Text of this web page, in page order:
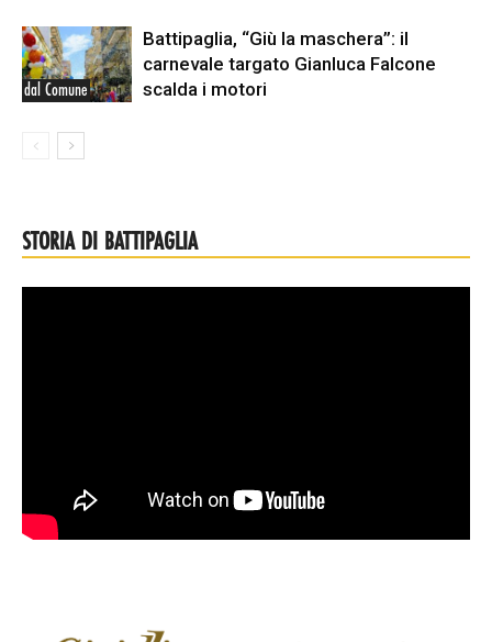
dal Comune
Battipaglia, “Giù la maschera”: il
carnevale targato Gianluca Falcone
scalda i motori
STORIA DI BATTIPAGLIA